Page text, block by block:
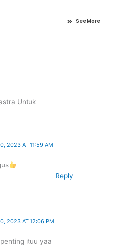
See More
Untuk
2023 AT 11:59 AM
Reply
2023 AT 12:06 PM
ituu yaa